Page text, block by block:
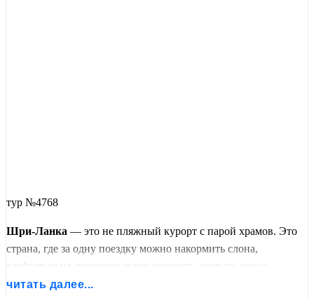
тур №4768
Шри-Ланка — это не пляжный курорт с парой храмов. Это
страна, где за одну поездку можно накормить слона,
взобраться на древнюю скалу-крепость, застыть перед
каменным Буддой и мчаться на джипе по саванне в поисках
читать далее...